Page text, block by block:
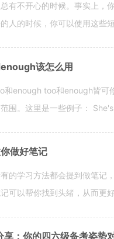
有不开心的时候。事实上，
人的时候，你可以使用这些
该怎么用
和enough too和enough皆可
围。这里是一些例子：
做好笔记
有的学习方法都会提到做笔记
可以帮你找到头绪，从而更好
享：你的四六级备考姿势